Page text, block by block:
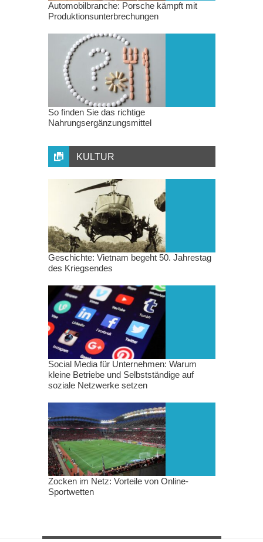
Automobilbranche: Porsche kämpft mit
Produktionsunterbrechungen
So finden Sie das richtige
Nahrungsergänzungsmittel
KULTUR
Geschichte: Vietnam begeht 50. Jahrestag
des Kriegsendes
Social Media für Unternehmen: Warum
kleine Betriebe und Selbstständige auf
soziale Netzwerke setzen
Zocken im Netz: Vorteile von Online-
Sportwetten